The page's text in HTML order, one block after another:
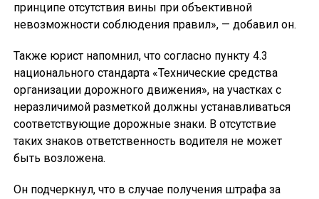
принципе отсутствия вины при объективной
невозможности соблюдения правил», — добавил он.
Также юрист напомнил, что согласно пункту 4.3
национального стандарта «Технические средства
организации дорожного движения», на участках с
неразличимой разметкой должны устанавливаться
соответствующие дорожные знаки. В отсутствие
таких знаков ответственность водителя не может
быть возложена.
Он подчеркнул, что в случае получения штрафа за